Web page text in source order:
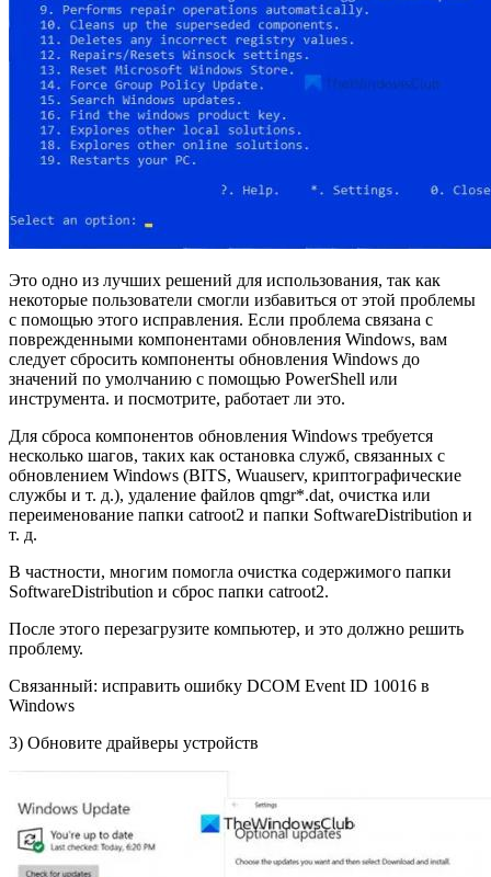
Это одно из лучших решений для использования, так как
некоторые пользователи смогли избавиться от этой проблемы
с помощью этого исправления. Если проблема связана с
поврежденными компонентами обновления Windows, вам
следует сбросить компоненты обновления Windows до
значений по умолчанию с помощью PowerShell или
инструмента. и посмотрите, работает ли это.
Для сброса компонентов обновления Windows требуется
несколько шагов, таких как остановка служб, связанных с
обновлением Windows (BITS, Wuauserv, криптографические
службы и т. д.), удаление файлов qmgr*.dat, очистка или
переименование папки catroot2 и папки SoftwareDistribution и
т. д.
В частности, многим помогла очистка содержимого папки
SoftwareDistribution и сброс папки catroot2.
После этого перезагрузите компьютер, и это должно решить
проблему.
Связанный: исправить ошибку DCOM Event ID 10016 в
Windows
3) Обновите драйверы устройств